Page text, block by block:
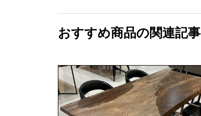
おすすめ商品の関連記事